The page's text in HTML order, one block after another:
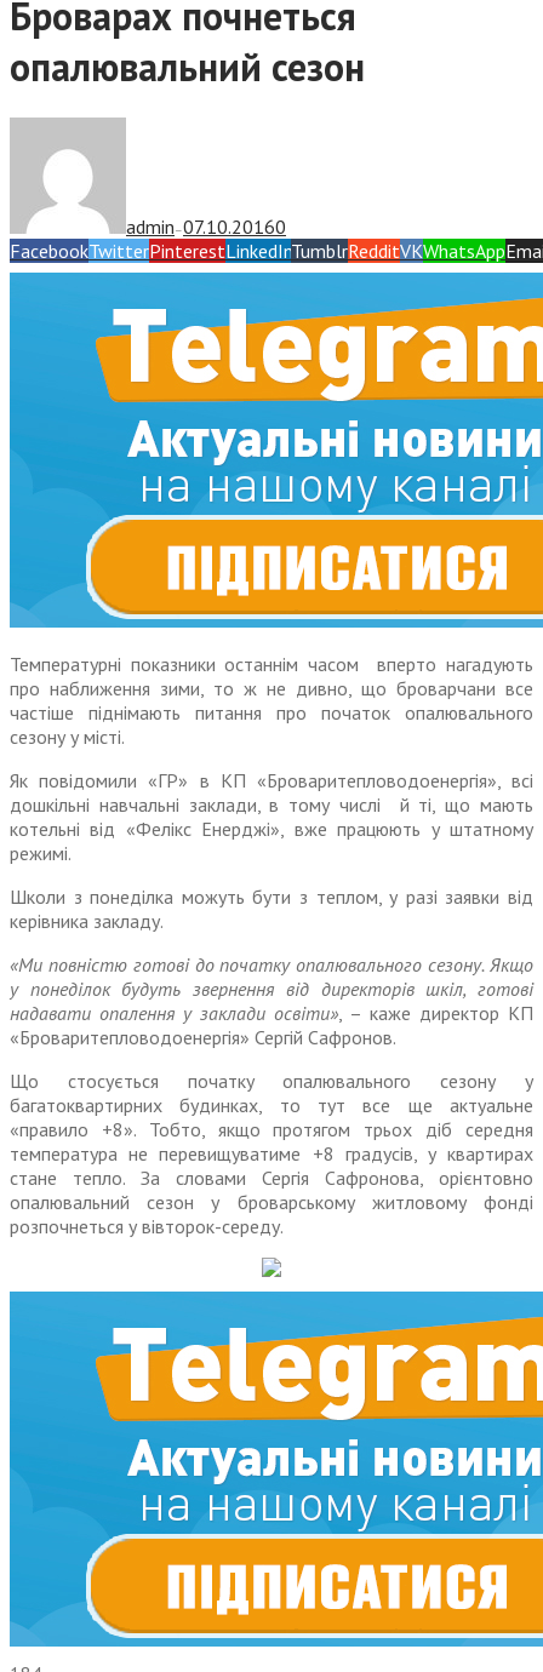
Броварах почнеться
опалювальний сезон
admin —07.10.20160
FacebookTwitterPinterestLinkedInTumblrRedditVKWhatsApp
Температурні показники останнім часом вперто нагадують
про наближення зими, то ж не дивно, що броварчани все
частіше піднімають питання про початок опалювального
сезону у місті.
Як повідомили «ГР» в КП «Броваритепловодоенергія», всі
дошкільні навчальні заклади, в тому числі й ті, що мають
котельні від «Фелікс Енерджі», вже працюють у штатному
режимі.
Школи з понеділка можуть бути з теплом, у разі заявки від
керівника закладу.
«Ми повністю готові до початку опалювального сезону. Якщо
у понеділок будуть звернення від директорів шкіл, готові
надавати опалення у заклади освіти», – каже директор КП
«Броваритепловодоенергія» Сергій Сафронов.
Що стосується початку опалювального сезону у
багатоквартирних будинках, то тут все ще актуальне
«правило +8». Тобто, якщо протягом трьох діб середня
температура не перевищуватиме +8 градусів, у квартирах
стане тепло. За словами Сергія Сафронова, орієнтовно
опалювальний сезон у броварському житловому фонді
розпочнеться у вівторок-середу.